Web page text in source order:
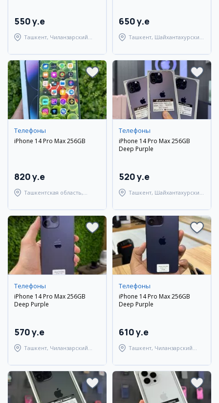
550 y.e
Ташкент, Чиланзарский
650 y.e
Ташкент, Шайхантахурский
Телефоны
iPhone 14 Pro Max 256GB
820 y.e
Ташкентская область,
Телефоны
iPhone 14 Pro Max 256GB
Deep Purple
520 y.e
Ташкент, Шайхантахурский
Телефоны
iPhone 14 Pro Max 256GB
Deep Purple
570 y.e
Ташкент, Чиланзарский
Телефоны
iPhone 14 Pro Max 256GB
Deep Purple
610 y.e
Ташкент, Чиланзарский